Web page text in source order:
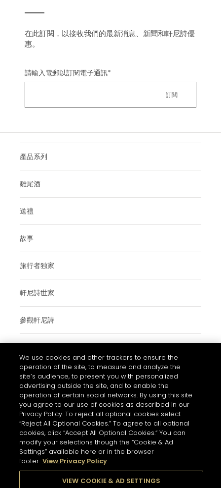
在此訂閱，以接收我們的最新消息、新聞和軒尼詩優
惠。
請輸入電郵以訂閱電子通訊*
產品系列
雞尾酒
送禮
故事
旅行者独家
軒尼詩世家
參觀軒尼詩
使用條款與細則
常見問題
私隱和COOKIES政策通知
聯絡我們
的COOKIE設置
酗酒有害健康。請理性享用美酒
© 2026 軒尼詩
We use cookies and other trackers to ensure the
operation of the site, to measure and analyze the
site’s audience, to present you with personalized
advertising outside the site, and to enable the
operation of certain social networks. By using this site
you agree to our use of cookies as described in our
Privacy Policy. To reject all optional cookies select
“Reject All Optional Cookies.” To agree to all optional
cookies, click “Accept All Optional Cookies.” You can
modify your selections though the “Cookie & Ad
Settings” available here or in the browser
footer. View Privacy Policy
VIEW COOKIE & AD SETTINGS